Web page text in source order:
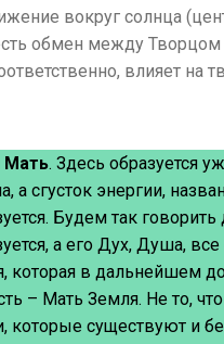
вокруг солнца
обмен между
влияет на
Мать. Здесь образуется
а сгусток энергии,
Будем так
а его Дух, Душа,
которая в дальнейшем
– Мать Земля. Не то,
существуют и